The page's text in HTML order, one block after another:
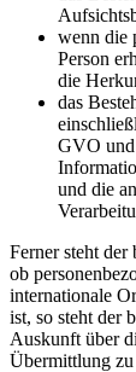
wenn die
Person
die
das
GVO
und die
Ferner steht der
ob
internationale
ist, so steht der
Auskunft über
Übermittlung zu